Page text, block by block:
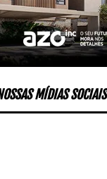
MÍDIAS SOCIAIS